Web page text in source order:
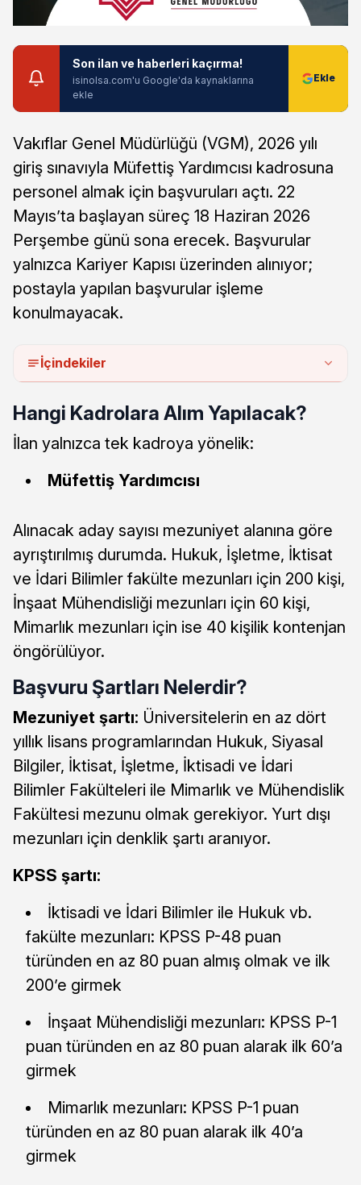
Son ilan ve haberleri kaçırma!
isinolsa.com'u Google'da kaynaklarına
ekle
Vakıflar Genel Müdürlüğü (VGM), 2026 yılı
giriş sınavıyla Müfettiş Yardımcısı kadrosuna
personel almak için başvuruları açtı. 22
Mayıs’ta başlayan süreç 18 Haziran 2026
Perşembe günü sona erecek. Başvurular
yalnızca Kariyer Kapısı üzerinden alınıyor;
postayla yapılan başvurular işleme
konulmayacak.
İçindekiler
Hangi Kadrolara Alım Yapılacak?
İlan yalnızca tek kadroya yönelik:
Müfettiş Yardımcısı
Alınacak aday sayısı mezuniyet alanına göre
ayrıştırılmış durumda. Hukuk, İşletme, İktisat
ve İdari Bilimler fakülte mezunları için 200 kişi,
İnşaat Mühendisliği mezunları için 60 kişi,
Mimarlık mezunları için ise 40 kişilik kontenjan
öngörülüyor.
Başvuru Şartları Nelerdir?
Mezuniyet şartı: Üniversitelerin en az dört
yıllık lisans programlarından Hukuk, Siyasal
Bilgiler, İktisat, İşletme, İktisadi ve İdari
Bilimler Fakülteleri ile Mimarlık ve Mühendislik
Fakültesi mezunu olmak gerekiyor. Yurt dışı
mezunları için denklik şartı aranıyor.
KPSS şartı:
İktisadi ve İdari Bilimler ile Hukuk vb.
fakülte mezunları: KPSS P-48 puan
türünden en az 80 puan almış olmak ve ilk
200’e girmek
İnşaat Mühendisliği mezunları: KPSS P-1
puan türünden en az 80 puan alarak ilk 60’a
girmek
Mimarlık mezunları: KPSS P-1 puan
türünden en az 80 puan alarak ilk 40’a
girmek